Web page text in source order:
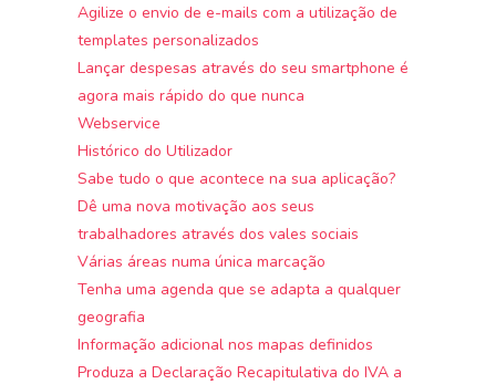
Agilize o envio de e-mails com a utilização de
templates personalizados
Lançar despesas através do seu smartphone é
agora mais rápido do que nunca
Webservice
Histórico do Utilizador
Sabe tudo o que acontece na sua aplicação?
Dê uma nova motivação aos seus
trabalhadores através dos vales sociais
Várias áreas numa única marcação
Tenha uma agenda que se adapta a qualquer
geografia
Informação adicional nos mapas definidos
Produza a Declaração Recapitulativa do IVA a